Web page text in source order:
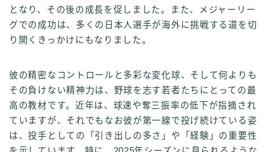
となり、その後の成長を促しました。また、メジャーリー
グでの成功は、多くの日本人選手が海外に挑戦する道を切
り開くきっかけにもなりました。
彼の精密なコントロールと多彩な変化球、そして何よりも
その負けない精神力は、野球を志す若者たちにとっての最
高の教材です。近年は、球速や奪三振率の低下が指摘され
ていますが、それでもなお彼が第一線で投げ続けている姿
は、投手としての「引き出しの多さ」や「経験」の重要性